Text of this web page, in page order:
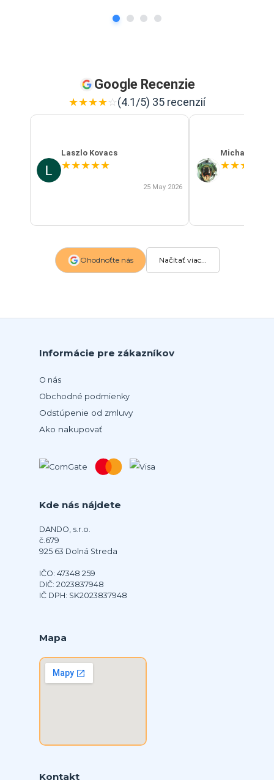
Google Recenzie
★★★★☆(4.1/5) 35 recenzií
Laszlo Kovacs
★★★★★
25 May 2026
Michal Szabo
★★★
Ohodnoťte nás Načítať viac...
Informácie pre zákazníkov
O nás
Obchodné podmienky
Odstúpenie od zmluvy
Ako nakupovať
Kde nás nájdete
DANDO, s.r.o.
č.679
925 63 Dolná Streda
IČO: 47348 259
DIČ: 2023837948
IČ DPH: SK2023837948
Mapa
Kontakt